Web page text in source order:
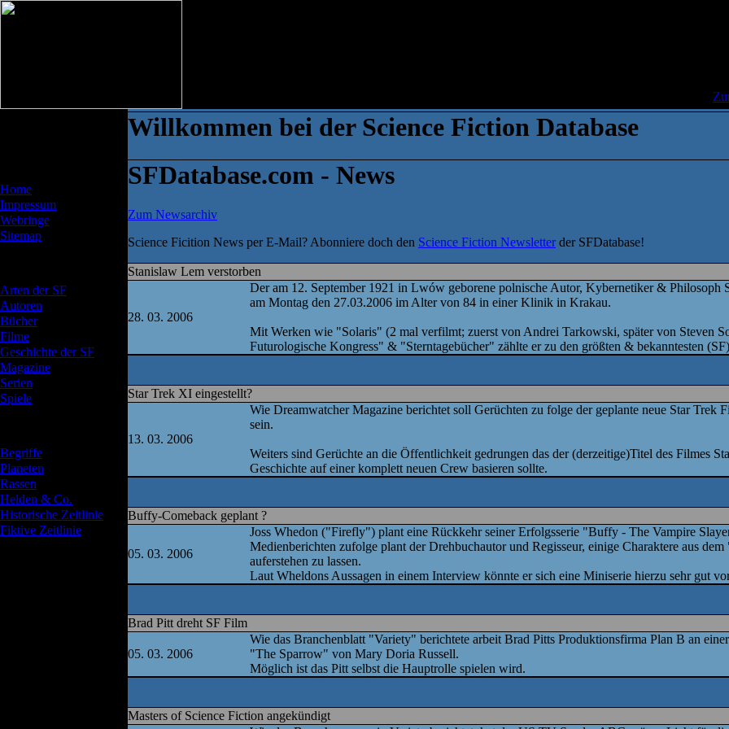
Willkommen bei der Science Fiction Database
SFDatabase.com - News
Zum Newsarchiv
Science Ficition News per E-Mail? Abonniere doch den Science Fiction Newsletter der SFDatabase!
Stanislaw Lem verstorben
28. 03. 2006
Der am 12. September 1921 in Lwów geborene polnische Autor, Kybernetiker & Philosoph
am Montag den 27.03.2006 im Alter von 84 in einer Klinik in Krakau.
Mit Werken wie "Solaris" (2 mal verfilmt; zuerst von Andrei Tarkowski, später von Steven
Futurologische Kongress" & "Sterntagebücher" zählte er zu den größten & bekanntesten
Star Trek XI eingestellt?
13. 03. 2006
Wie Dreamwatcher Magazine berichtet soll Gerüchten zu folge der geplante neue Star Trek
sein.
Weiters sind Gerüchte an die Öffentlichkeit gedrungen das der (derzeitige)Titel des Filmes
Geschichte auf einer komplett neuen Crew basieren sollte.
Buffy-Comeback geplant ?
05. 03. 2006
Joss Whedon ("Firefly") plant eine Rückkehr seiner Erfolgsserie "Buffy - The Vampire
Medienberichten zufolge plant der Drehbuchautor und Regisseur, einige Charaktere aus
auferstehen zu lassen.
Laut Wheldons Aussagen in einem Interview könnte er sich eine Miniserie hierzu sehr gut
Brad Pitt dreht SF Film
05. 03. 2006
Wie das Branchenblatt "Variety" berichtete arbeit Brad Pitts Produktionsfirma Plan B an
"The Sparrow" von Mary Doria Russell.
Möglich ist das Pitt selbst die Hauptrolle spielen wird.
Masters of Science Fiction angekündigt
Home
Impressum
Webringe
Sitemap
Arten der SF
Autoren
Bücher
Filme
Geschichte der SF
Magazine
Serien
Spiele
Begriffe
Planeten
Rassen
Helden & Co.
Historische Zeitlinie
Fiktive Zeitlinie